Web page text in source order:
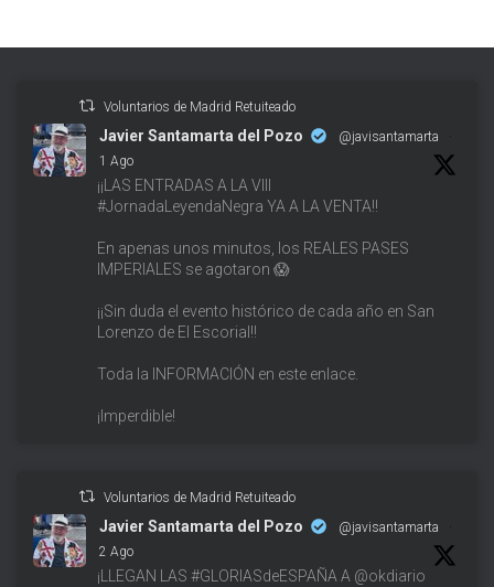
Voluntarios de Madrid Retuiteado
Javier Santamarta del Pozo @javisantamarta
·
1 Ago
¡¡LAS ENTRADAS A LA VIII
#JornadaLeyendaNegra YA A LA VENTA!!
En apenas unos minutos, los REALES PASES
IMPERIALES se agotaron 😱
¡¡Sin duda el evento histórico de cada año en San
Lorenzo de El Escorial!!
Toda la INFORMACIÓN en este enlace.
¡Imperdible!
Voluntarios de Madrid Retuiteado
Javier Santamarta del Pozo @javisantamarta
·
2 Ago
¡LLEGAN LAS #GLORIASdeESPAÑA A @okdiario